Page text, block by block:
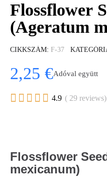
Flossflower
(Ageratum
CIKKSZÁM F-37
2,25 €Adóval együtt
     4.9 ( 29 reviews)
Flossflower
mexicanum)